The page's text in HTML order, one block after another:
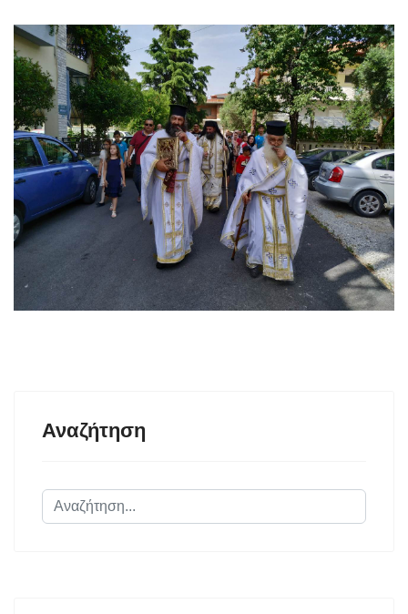
Αναζήτηση
Αναζήτηση...